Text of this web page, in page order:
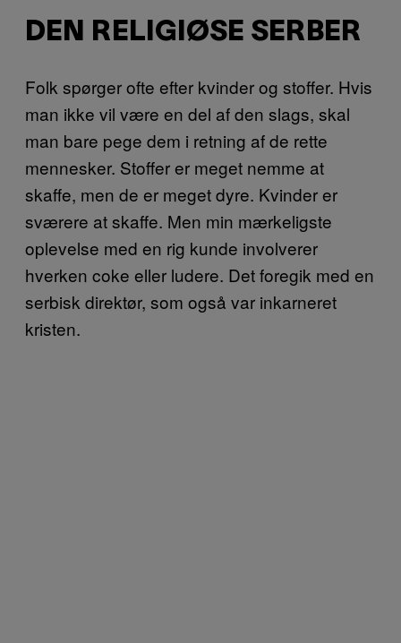
DEN RELIGIØSE SERBER
Folk spørger ofte efter kvinder og stoffer. Hvis
man ikke vil være en del af den slags, skal
man bare pege dem i retning af de rette
mennesker. Stoffer er meget nemme at
skaffe, men de er meget dyre. Kvinder er
sværere at skaffe. Men min mærkeligste
oplevelse med en rig kunde involverer
hverken coke eller ludere. Det foregik med en
serbisk direktør, som også var inkarneret
kristen.